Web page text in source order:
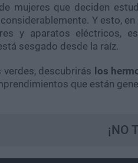
mujeres que deciden
Y esto,
y aparatos eléctricos,
sesgado desde la raíz.
verdes, descubrirás los
que están
¡NO